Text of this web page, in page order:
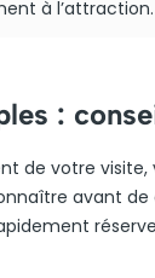
à l’attraction.
:
de votre visite,
avant de